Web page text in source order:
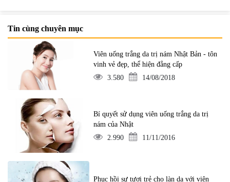
Tin cùng chuyên mục
Viên uống trắng da trị nám Nhật Bản - tôn
vinh vẻ đẹp, thể hiện đẳng cấp
3.580
14/08/2018
Bí quyết sử dụng viên uống trắng da trị
nám của Nhật
2.990
11/11/2016
Phục hồi sự tươi trẻ cho làn da với viên